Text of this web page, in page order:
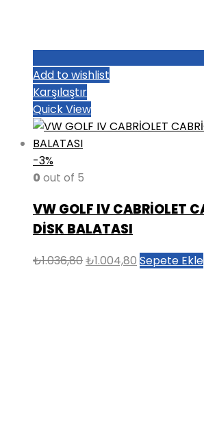
Add to wishlist
Karşılaştır
Quick View
-3%
0 out of 5
VW GOLF IV CABRİOLET
DİSK BALATASI
₺1.036,80Orijinal
₺1.004,80 Şu
Sepete Ekle